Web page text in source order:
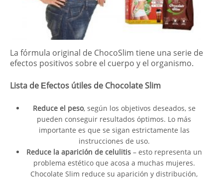
La fórmula original de ChocoSlim tiene una serie de
efectos positivos sobre el cuerpo y el organismo.
Lista de Еfectos útiles de Chocolate Slim
Reduce el peso, según los objetivos deseados, se
pueden conseguir resultados óptimos. Lo más
importante es que se sigan estrictamente las
instrucciones de uso.
Reduce la aparición de celulitis– esto representa un
problema estético que acosa a muchas mujeres.
Chocolate Slim reduce su aparición y distribución,